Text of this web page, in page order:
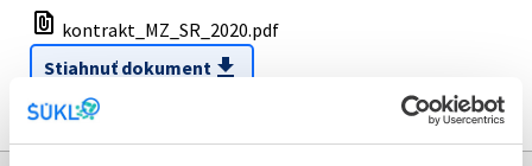
file_present kontrakt_MZ_SR_2020.pdf
Stiahnuť dokument download